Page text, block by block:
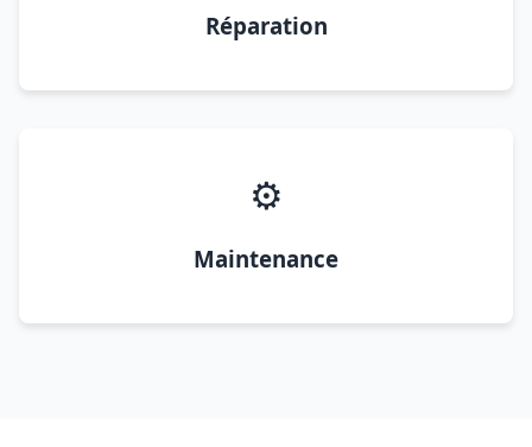
Réparation
⚙️
Maintenance